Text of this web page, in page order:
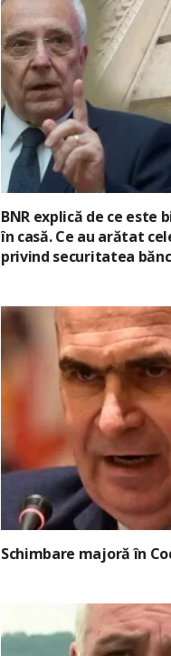
BNR explică de ce este
în casă. Ce au arătat
privind securitatea
Schimbare majoră în